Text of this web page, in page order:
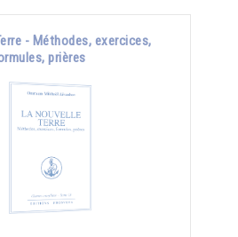
- Méthodes, exercices,
prières